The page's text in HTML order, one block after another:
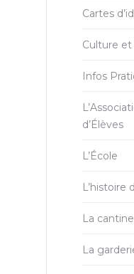
Cartes
Culture
Infos
d’Élèves
L’École
L’histoire
La
La